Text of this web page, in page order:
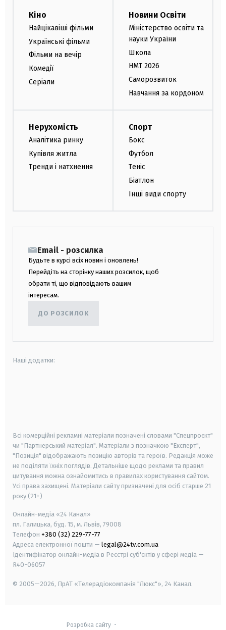
Кіно
Найцікавіші фільми
Українські фільми
Фільми на вечір
Комедії
Серіали
Новини Освіти
Міністерство освіти та
науки України
Школа
НМТ 2026
Саморозвиток
Навчання за кордоном
Нерухомість
Аналітика ринку
Купівля житла
Тренди і натхнення
Спорт
Бокс
Футбол
Теніс
Біатлон
Інші види спорту
Email - розсилка
Будьте в курсі всіх новин і оновлень!
Перейдіть на сторінку наших розсилок, щоб
обрати ті, що відповідають вашим
інтересам.
ДО РОЗСИЛОК
Наші додатки:
Всі комерційні рекламні матеріали позначені словами "Спецпроєкт"
чи "Партнерський матеріал". Матеріали з позначкою "Експерт",
"Позиція" відображають позицію авторів та героїв. Редакція може
не поділяти їхніх поглядів. Детальніше щодо реклами та правил
цитування можна ознайомитись в правилах користування сайтом.
Усі права захищені. Матеріали сайту призначені для осіб старше 21
року (21+)
Онлайн-медіа «24 Канал»
пл. Галицька, буд. 15, м. Львів, 79008
Телефон +380 (32) 229-77-77
Адреса електронної пошти — legal@24tv.com.ua
Ідентифікатор онлайн-медіа в Реєстрі суб'єктів у сфері медіа —
R40-06057
© 2005—2026, ПрАТ «Телерадіокомпанія "Люкс"», 24 Канал.
Розробка сайту-